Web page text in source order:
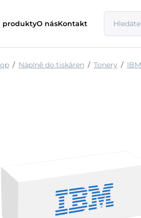
produktyO násKontakt
Náplně do tiskáren Tonery IBM